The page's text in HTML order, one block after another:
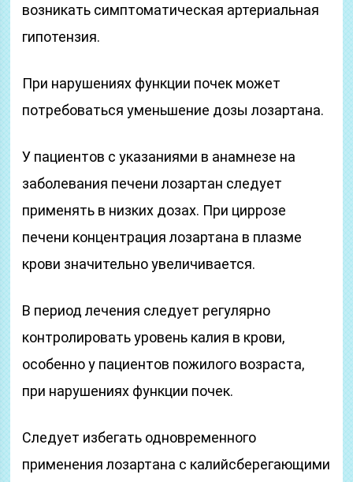
возникать симптоматическая артериальная
гипотензия.
При нарушениях функции почек может
потребоваться уменьшение дозы лозартана.
У пациентов с указаниями в анамнезе на
заболевания печени лозартан следует
применять в низких дозах. При циррозе
печени концентрация лозартана в плазме
крови значительно увеличивается.
В период лечения следует регулярно
контролировать уровень калия в крови,
особенно у пациентов пожилого возраста,
при нарушениях функции почек.
Следует избегать одновременного
применения лозартана с калийсберегающими